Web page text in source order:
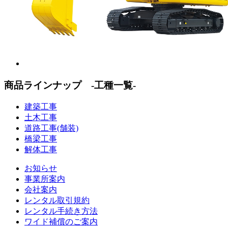
商品ラインナップ -工種一覧-
建築工事
土木工事
道路工事(舗装)
橋梁工事
解体工事
お知らせ
事業所案内
会社案内
レンタル取引規約
レンタル手続き方法
ワイド補償のご案内